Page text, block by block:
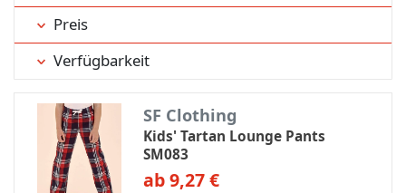
Preis
Verfügbarkeit
SF Clothing
Kids' Tartan Lounge Pants
SM083
ab 9,27 €